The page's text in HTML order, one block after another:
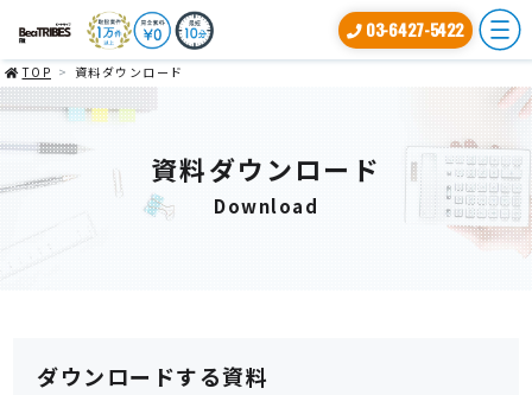
03-6427-5422
TOP 資料ダウンロード
資料ダウンロード
Download
ダウンロードする資料